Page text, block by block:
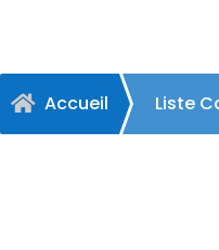
 Accueil Liste